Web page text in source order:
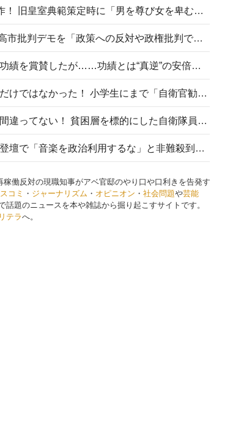
“男系男子の皇位継承”は明治期の創作！ 旧皇室典範策定時に「男を尊び女を卑むの慣習、人民の脳髄」とトンデモ論で女性天皇を否定
山里亮太が『DayDay.』で国会前の高市批判デモを「政策への反対や政権批判でない」と捻じ曲げ解説 デモ参加者から批判殺到
安倍晋三元首相の命日で高市首相は功績を賞賛したが……功績とは“真逆”の安倍元首相のトンデモ発言を振り返る
自衛隊リクルートは貧困層狙い撃ちだけではなかった！ 小学生にまで「自衛官勧誘」目的のパンフレット作成
「自衛隊は経済的に厳しい子が」は間違ってない！ 貧困層を標的にした自衛隊員募集、やす子、山上被告も…日本でも進む“経済的徴兵制”
高市首相がミュージックアワードに登壇で「音楽を政治利用するな」と非難殺到！ MAJの国策的本質を批判する声も
働反対の現職知事がアベ官邸のやり口や口利きを告発す
コミ ・ ジャーナリズム ・ オピニオン ・ 社会問題や芸能
話題のニュースを本や雑誌から掘り起こすサイトです。
リテラへ。